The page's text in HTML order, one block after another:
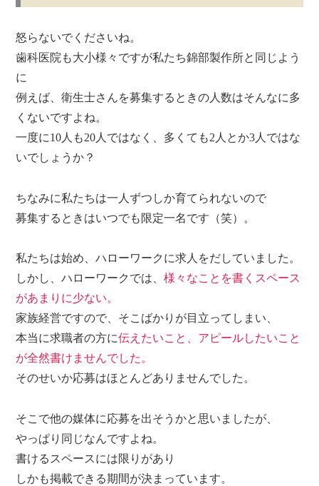
怒らないでくださいね。
歯科医院も大小様々ですが私たち錦部製作所と同じよう
に
例えば、衛生士さんを募集するときの人数はそんなに多
くないですよね。
一度に10人も20人ではなく、多くても2人とか3人ではな
いでしょうか？
ちなみに私たちは一人ずつしか育てられないので
募集するときはいつでも限定一名です（笑）。
私たちは始め、ハローワークに求人をだしていました。
しかし、ハローワークでは、様々なことを書くスペース
があまりに少ない。
家族経営ですので、そこばかりが目立ってしまい、
本当に求職者の方に伝えたいこと、アピールしたいこと
が全然書けませんでした。
そのせいか応募はほとんどありませんでした。
そこで他の媒体に応募を出そうかと思いましたが、
やっぱり同じなんですよね。
書けるスペースには限りがあり
しかも掲載できる期間が決まっています。